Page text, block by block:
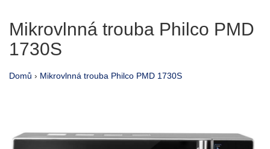
Mikrovlnná trouba Philco PMD
1730S
Domů › Mikrovlnná trouba Philco PMD 1730S